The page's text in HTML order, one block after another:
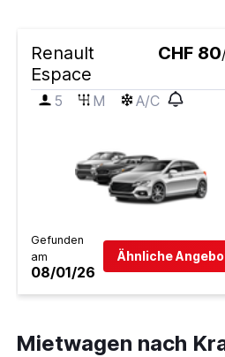
Renault
Espace
CHF 80
5 M A/C
Gefunden
am
08/01/26
Ähnliche
Mietwagen nach